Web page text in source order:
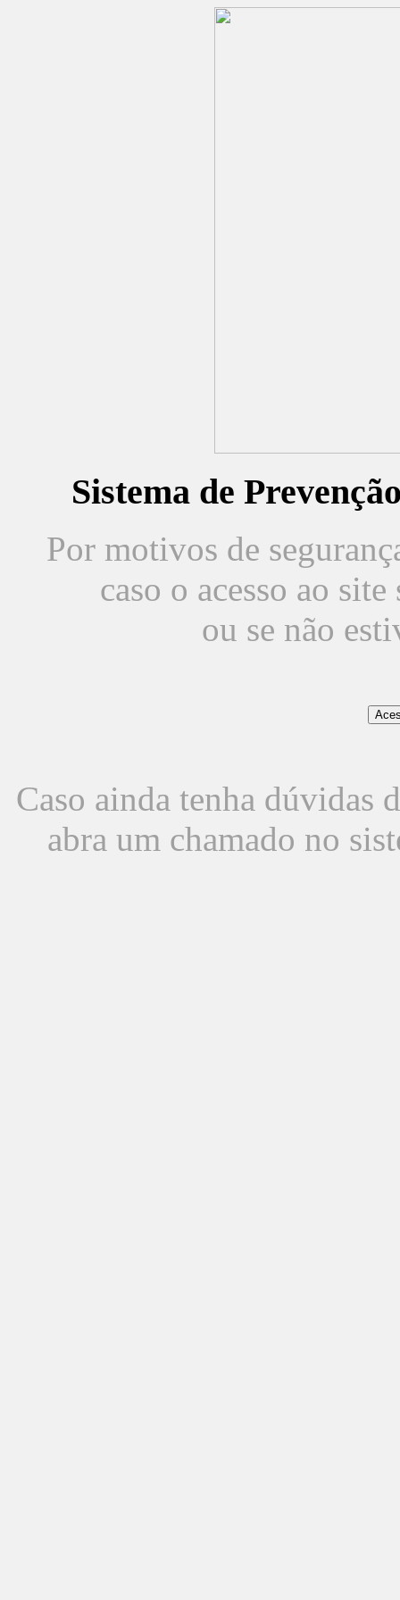
Sistema de
Por motivos de
caso o acesso ao
ou se não
Caso ainda tenha dúvidas
abra um chamado no